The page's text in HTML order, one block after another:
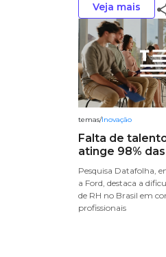
Veja mais
temas/Inovação
Falta de
atinge 98%
Pesquisa Datafolha,
a Ford, destaca a
de RH no Brasil em
profissionais